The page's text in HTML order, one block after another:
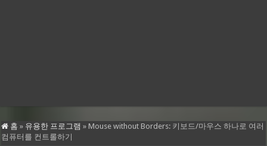
홈 » 유용한 프로그램 » Mouse without Borders: 키보드/마우스 하나로 여러
컴퓨터를 컨트롤하기